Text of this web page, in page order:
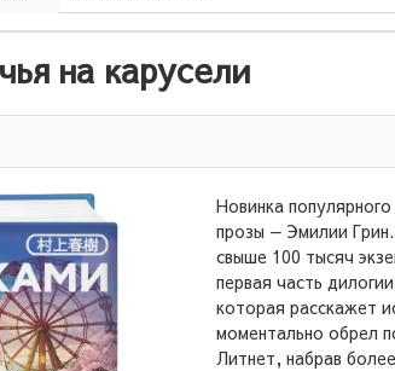
на карусели
Новинка
прозы — Эмилии
свыше 100 тысяч
первая часть
которая расскажет
моментально обрел
Литнет, набрав